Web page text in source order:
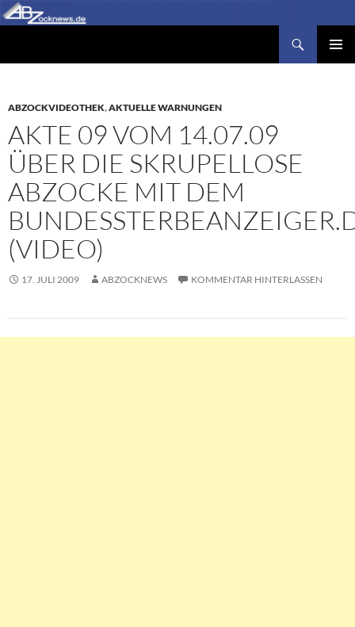
Zum
Inhalt
ABZOCKVIDEOTHEK,AKTUELLE WARNUNGEN
AKTE 09 VOM 14.07.09
ÜBER DIE SKRUPELLOSE
ABZOCKE MIT DEM
(VIDEO)
17. JULI 2009 ABZOCKNEWS KOMMENTAR HINTERLASSEN